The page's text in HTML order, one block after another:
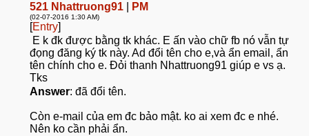
521 Nhattruong91 PM
(02-07-2016 1:30 AM)
[Entry]
E k đk được bằng tk khác. E ấn vào chữ fb nó vẫn tự
đọng đăng ký tk này. Ad đổi tên cho e,và ẩn email, ẩn
tên chính cho e. Đỏi thanh Nhattruong91 giúp e vs ạ.
Tks
Answer: đã đổi tên.
Còn e-mail của em đc bảo mật. ko ai xem đc e nhé.
Nên ko cần phải ẩn.